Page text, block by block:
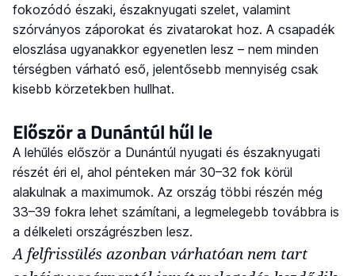
fokozódó északi, északnyugati szelet, valamint
szórványos záporokat és zivatarokat hoz. A csapadék
eloszlása ugyanakkor egyenetlen lesz – nem minden
térségben várható eső, jelentősebb mennyiség csak
kisebb körzetekben hullhat.
Először a Dunántúl hűl le
A lehűlés először a Dunántúl nyugati és északnyugati
részét éri el, ahol pénteken már 30–32 fok körül
alakulnak a maximumok. Az ország többi részén még
33–39 fokra lehet számítani, a legmelegebb továbbra is
a délkeleti országrészben lesz.
A felfrissülés azonban várhatóan nem tart